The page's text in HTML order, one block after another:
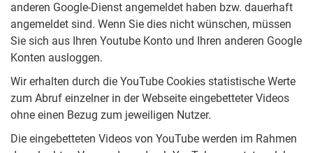
anderen Google-Dienst angemeldet haben bzw. dauerhaft
angemeldet sind. Wenn Sie dies nicht wünschen, müssen
Sie sich aus Ihren Youtube Konto und Ihren anderen Google
Konten ausloggen.
Wir erhalten durch die YouTube Cookies statistische Werte
zum Abruf einzelner in der Webseite eingebetteter Videos
ohne einen Bezug zum jeweiligen Nutzer.
Die eingebetteten Videos von YouTube werden im Rahmen